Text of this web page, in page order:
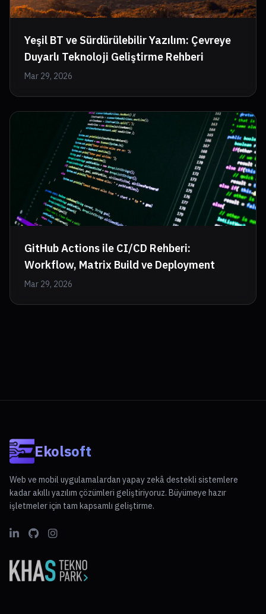
Yeşil BT ve Sürdürülebilir Yazılım: Çevreye
Duyarlı Teknoloji Geliştirme Rehberi
Mar 29, 2026
GitHub Actions ile CI/CD Rehberi:
Workflow, Matrix Build ve Deployment
Mar 29, 2026
Ekolsoft
Web ve mobil uygulamalardan yapay zekâ destekli sistemlere
kadar akıllı yazılım çözümleri geliştiriyoruz. Büyümeye hazır
işletmeler için tam kapsamlı geliştirme.